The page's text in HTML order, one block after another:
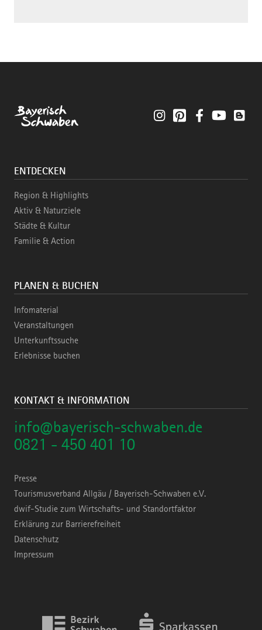
InstagramPinterestFacebookYouTube
ENTDECKEN
Region & Highlights
Aktiv & Naturziele
Städte & Kultur
Familie & Action
PLANEN & BUCHEN
Infomaterial
Veranstaltungen
Unterkunftssuche
Erlebnisse buchen
KONTAKT & INFORMATION
info@bayerisch-schwaben.de
0821 - 450 401 10
Presse
Tourismusverband Allgäu / Bayerisch-Schwaben e.V.
dwif-Studie zum Wirtschafts- und Standortfaktor
Erklärung zur Barrierefreiheit
Datenschutz
Impressum